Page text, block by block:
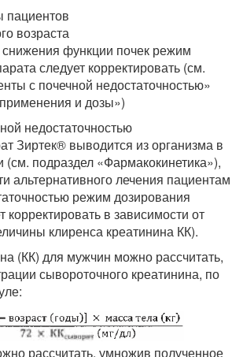
пациентов
возраста
функции почек режим
следует корректировать (см.
с почечной недостаточностью»
и дозы»)
недостаточностью
Зиртек® выводится из организма в
подраздел «Фармакокинетика»),
альтернативного лечения пациентам
режим дозирования
корректировать в зависимости от
клиренса креатинина КК).
(КК) для мужчин можно рассчитать,
сывороточного креатинина, по
рассчитать, умножив полученное